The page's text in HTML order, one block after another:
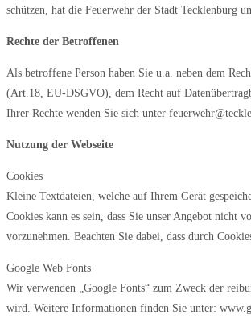
schützen, hat die Feuerwehr der Stadt Tecklenburg
Rechte der Betroffenen
Als betroffene Person haben Sie u.a. neben dem
(Art.18, EU-DSGVO), dem Recht auf
Ihrer Rechte wenden Sie sich unter
Nutzung der Webseite
Cookies
Kleine Textdateien, welche auf Ihrem Gerät
Cookies kann es sein, dass Sie unser Angebot
vorzunehmen. Beachten Sie dabei, dass durch
Google Web Fonts
Wir verwenden „Google Fonts“ zum Zweck der
wird. Weitere Informationen finden Sie unter: